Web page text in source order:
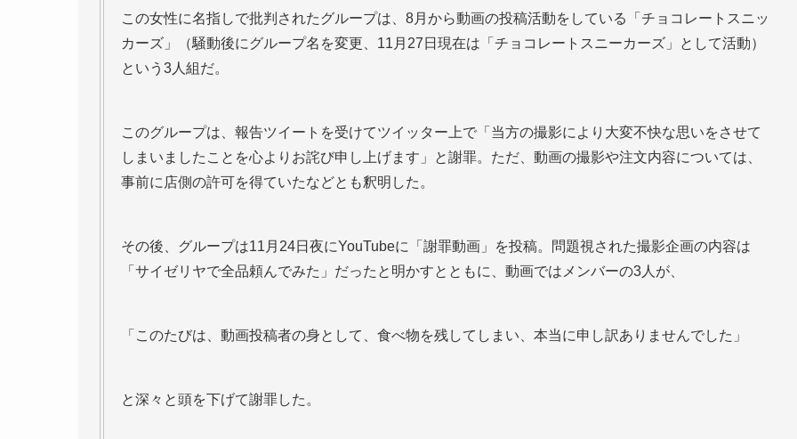
この女性に名指しで批判されたグループは、8月から動画の投稿活動をしている「チョコレートスニッ
カーズ」（騒動後にグループ名を変更、11月27日現在は「チョコレートスニーカーズ」として活動）
という3人組だ。
このグループは、報告ツイートを受けてツイッター上で「当方の撮影により大変不快な思いをさせて
しまいましたことを心よりお詫び申し上げます」と謝罪。ただ、動画の撮影や注文内容については、
事前に店側の許可を得ていたなどとも釈明した。
その後、グループは11月24日夜にYouTubeに「謝罪動画」を投稿。問題視された撮影企画の内容は
「サイゼリヤで全品頼んでみた」だったと明かすとともに、動画ではメンバーの3人が、
「このたびは、動画投稿者の身として、食べ物を残してしまい、本当に申し訳ありませんでした」
と深々と頭を下げて謝罪した。